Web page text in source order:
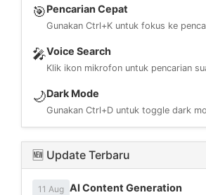
🎯Pencarian Cepat
Gunakan Ctrl+K untuk fokus ke
🎤Voice Search
Klik ikon mikrofon untuk pencarian
🌙Dark Mode
Gunakan Ctrl+D untuk toggle dark
🆕 Update Terbaru
11 Aug AI Content Generation